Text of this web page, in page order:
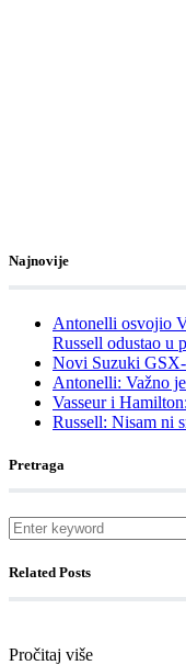
Najnovije
Antonelli osvojio
Russell odustao u
Novi Suzuki
Antonelli: Važno
Vasseur i
Russell: Nisam ni
Pretraga
Related Posts
Pročitaj više